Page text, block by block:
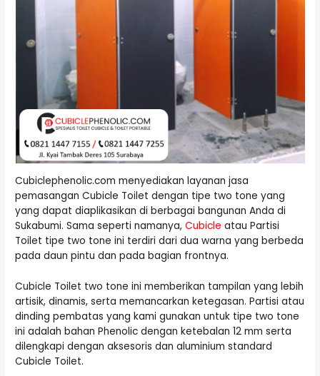
Cubiclephenolic.com menyediakan layanan jasa
pemasangan Cubicle Toilet dengan tipe two tone yang
yang dapat diaplikasikan di berbagai bangunan Anda di
Sukabumi. Sama seperti namanya,Cubicle atau Partisi
Toilet tipe two tone ini terdiri dari dua warna yang berbeda
pada daun pintu dan pada bagian frontnya.
Cubicle Toilet two tone ini memberikan tampilan yang lebih
artisik, dinamis, serta memancarkan ketegasan. Partisi atau
dinding pembatas yang kami gunakan untuk tipe two tone
ini adalah bahan Phenolic dengan ketebalan 12 mm serta
dilengkapi dengan aksesoris dan aluminium standard
Cubicle Toilet.